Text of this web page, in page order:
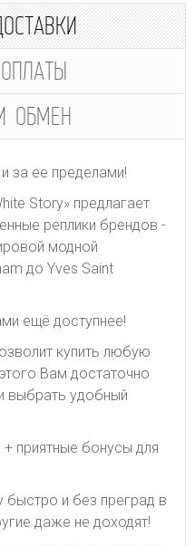
ОБМЕН
за ее пределами!
Story» предлагает
реплики брендов -
модной
до Yves Saint
ещё доступнее!
купить любую
Вам достаточно
выбрать удобный
приятные бонусы для
и без преград в
даже не доходят!